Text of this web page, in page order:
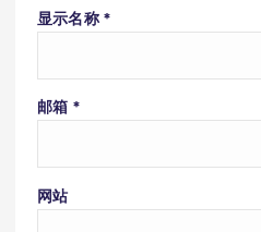
显示名称 *
邮箱 *
网站